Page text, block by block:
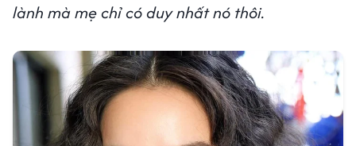
lành mà mẹ chỉ có duy nhất nó thôi.